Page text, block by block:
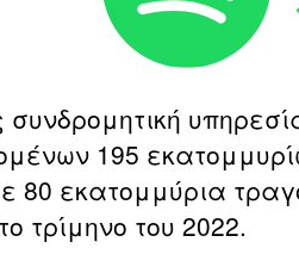
195
80 εκατομμύρια
τρίμηνο του 2022.